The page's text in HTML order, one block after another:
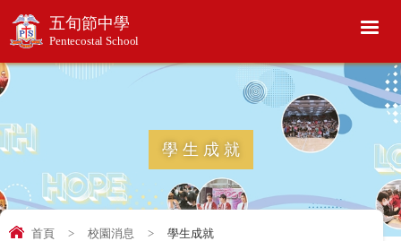
五旬節中學
Pentecostal School
學生成就
首頁 > 校園消息 > 學生成就